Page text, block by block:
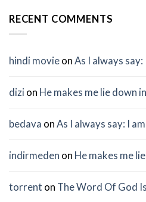
RECENT COMMENTS
hindi movie on As I always
dizi on He makes me lie down
bedava on As I always say: I
indirmeden on He makes me
torrent on The Word Of God